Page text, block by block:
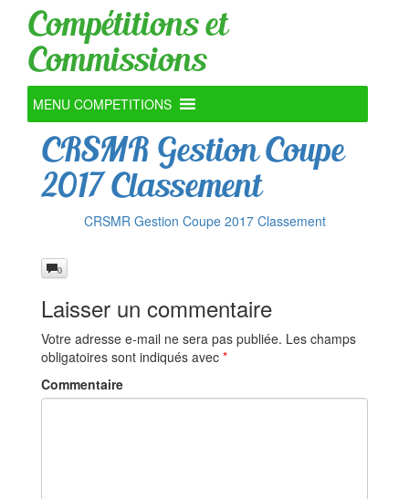
Compétitions et
Commissions
MENU COMPETITIONS
CRSMR Gestion Coupe
2017 Classement
CRSMR Gestion Coupe 2017 Classement
0
Laisser un commentaire
Votre adresse e-mail ne sera pas publiée. Les champs
obligatoires sont indiqués avec *
Commentaire